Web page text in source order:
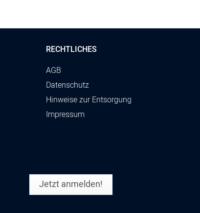
RECHTLICHES
AGB
Datenschutz
Hinweise zur Entsorgung
Impressum
Jetzt anmelden!